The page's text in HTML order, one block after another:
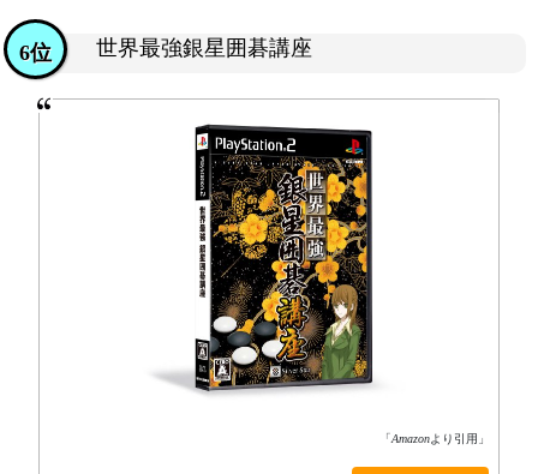
世界最強銀星囲碁講座
6位
「Amazonより引用」